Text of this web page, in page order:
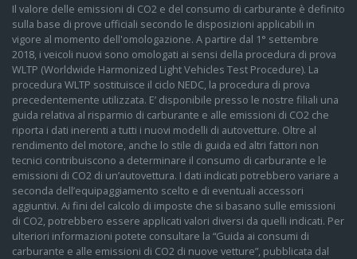
Il valore delle emissioni di CO2 e del consumo di carburante è definito
sulla base di prove ufficiali secondo le disposizioni applicabili in
vigore al momento dell'omologazione. A partire dal 1° settembre
2018, i veicoli nuovi sono omologati ai sensi della procedura di prova
WLTP (Worldwide Harmonized Light Vehicles Test Procedure). La
procedura WLTP sostituisce il ciclo NEDC, la procedura di prova
precedentemente utilizzata. E’ disponibile presso le nostre filiali una
guida relativa al risparmio di carburante e alle emissioni di CO2 che
riporta i dati inerenti a tutti i nuovi modelli di autovetture. Oltre al
rendimento del motore, anche lo stile di guida ed altri fattori non
tecnici contribuiscono a determinare il consumo di carburante e le
emissioni di CO2 di un’autovettura. I dati indicati potrebbero variare a
seconda dell’equipaggiamento scelto e di eventuali accessori
aggiuntivi. Ai fini del calcolo di imposte che si basano sulle emissioni
di CO2, potrebbero essere applicati valori diversi da quelli indicati. Per
ulteriori informazioni potete consultare la “Guida ai consumi di
carburante e alle emissioni di CO2 di nuove vetture”, pubblicata dal